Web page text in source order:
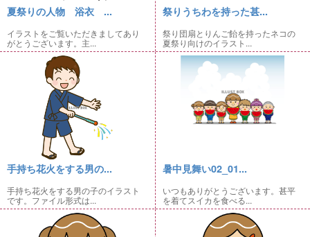
夏祭りの人物 浴衣 ...
イラストをご覧いただきましてあり
がとうございます。主...
祭りうちわを持った甚...
祭り団扇とりんご飴を持ったネコの
夏祭り向けのイラスト...
手持ち花火をする男の...
手持ち花火をする男の子のイラスト
です。ファイル形式は...
暑中見舞い02_01...
いつもありがとうございます。甚平
を着てスイカを食べる...